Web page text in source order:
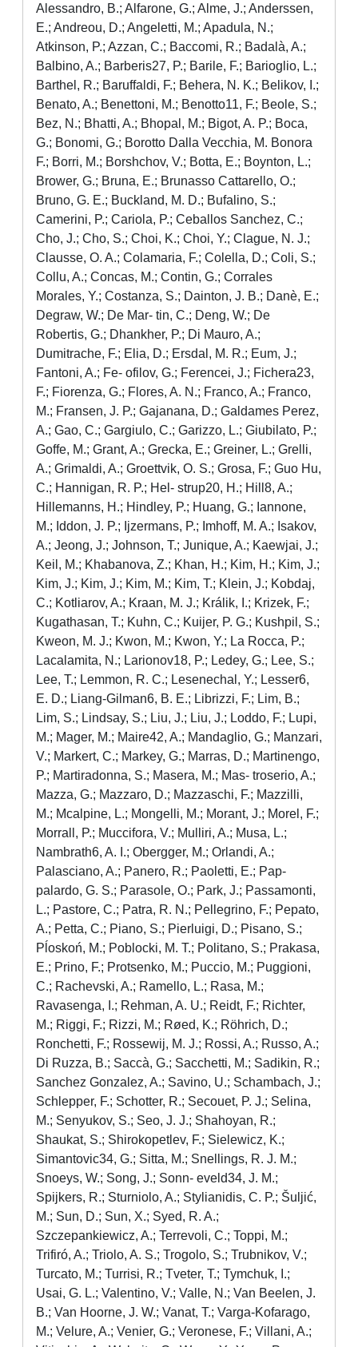
Alessandro, B.; Alfarone, G.; Alme, J.; Anderssen,
E.; Andreou, D.; Angeletti, M.; Apadula, N.;
Atkinson, P.; Azzan, C.; Baccomi, R.; Badalà, A.;
Balbino, A.; Barberis27, P.; Barile, F.; Barioglio, L.;
Barthel, R.; Baruffaldi, F.; Behera, N. K.; Belikov, I.;
Benato, A.; Benettoni, M.; Benotto11, F.; Beole, S.;
Bez, N.; Bhatti, A.; Bhopal, M.; Bigot, A. P.; Boca,
G.; Bonomi, G.; Borotto Dalla Vecchia, M. Bonora
F.; Borri, M.; Borshchov, V.; Botta, E.; Boynton, L.;
Brower, G.; Bruna, E.; Brunasso Cattarello, O.;
Bruno, G. E.; Buckland, M. D.; Bufalino, S.;
Camerini, P.; Cariola, P.; Ceballos Sanchez, C.;
Cho, J.; Cho, S.; Choi, K.; Choi, Y.; Clague, N. J.;
Clausse, O. A.; Colamaria, F.; Colella, D.; Coli, S.;
Collu, A.; Concas, M.; Contin, G.; Corrales
Morales, Y.; Costanza, S.; Dainton, J. B.; Danè, E.;
Degraw, W.; De Mar- tin, C.; Deng, W.; De
Robertis, G.; Dhankher, P.; Di Mauro, A.;
Dumitrache, F.; Elia, D.; Ersdal, M. R.; Eum, J.;
Fantoni, A.; Fe- ofilov, G.; Ferencei, J.; Fichera23,
F.; Fiorenza, G.; Flores, A. N.; Franco, A.; Franco,
M.; Fransen, J. P.; Gajanana, D.; Galdames Perez,
A.; Gao, C.; Gargiulo, C.; Garizzo, L.; Giubilato, P.;
Goffe, M.; Grant, A.; Grecka, E.; Greiner, L.; Grelli,
A.; Grimaldi, A.; Groettvik, O. S.; Grosa, F.; Guo Hu,
C.; Hannigan, R. P.; Hel- strup20, H.; Hill8, A.;
Hillemanns, H.; Hindley, P.; Huang, G.; Iannone,
M.; Iddon, J. P.; Ijzermans, P.; Imhoff, M. A.; Isakov,
A.; Jeong, J.; Johnson, T.; Junique, A.; Kaewjai, J.;
Keil, M.; Khabanova, Z.; Khan, H.; Kim, H.; Kim, J.;
Kim, J.; Kim, J.; Kim, M.; Kim, T.; Klein, J.; Kobdaj,
C.; Kotliarov, A.; Kraan, M. J.; Králik, I.; Krizek, F.;
Kugathasan, T.; Kuhn, C.; Kuijer, P. G.; Kushpil, S.;
Kweon, M. J.; Kwon, M.; Kwon, Y.; La Rocca, P.;
Lacalamita, N.; Larionov18, P.; Ledey, G.; Lee, S.;
Lee, T.; Lemmon, R. C.; Lesenechal, Y.; Lesser6,
E. D.; Liang-Gilman6, B. E.; Librizzi, F.; Lim, B.;
Lim, S.; Lindsay, S.; Liu, J.; Liu, J.; Loddo, F.; Lupi,
M.; Mager, M.; Maire42, A.; Mandaglio, G.; Manzari,
V.; Markert, C.; Markey, G.; Marras, D.; Martinengo,
P.; Martiradonna, S.; Masera, M.; Mas- troserio, A.;
Mazza, G.; Mazzaro, D.; Mazzaschi, F.; Mazzilli,
M.; Mcalpine, L.; Mongelli, M.; Morant, J.; Morel, F.;
Morrall, P.; Muccifora, V.; Mulliri, A.; Musa, L.;
Nambrath6, A. I.; Obergger, M.; Orlandi, A.;
Palasciano, A.; Panero, R.; Paoletti, E.; Pap-
palardo, G. S.; Parasole, O.; Park, J.; Passamonti,
L.; Pastore, C.; Patra, R. N.; Pellegrino, F.; Pepato,
A.; Petta, C.; Piano, S.; Pierluigi, D.; Pisano, S.;
Pĺoskoń, M.; Poblocki, M. T.; Politano, S.; Prakasa,
E.; Prino, F.; Protsenko, M.; Puccio, M.; Puggioni,
C.; Rachevski, A.; Ramello, L.; Rasa, M.;
Ravasenga, I.; Rehman, A. U.; Reidt, F.; Richter,
M.; Riggi, F.; Rizzi, M.; Røed, K.; Röhrich, D.;
Ronchetti, F.; Rossewij, M. J.; Rossi, A.; Russo, A.;
Di Ruzza, B.; Saccà, G.; Sacchetti, M.; Sadikin, R.;
Sanchez Gonzalez, A.; Savino, U.; Schambach, J.;
Schlepper, F.; Schotter, R.; Secouet, P. J.; Selina,
M.; Senyukov, S.; Seo, J. J.; Shahoyan, R.;
Shaukat, S.; Shirokopetlev, F.; Sielewicz, K.;
Simantovic34, G.; Sitta, M.; Snellings, R. J. M.;
Snoeys, W.; Song, J.; Sonn- eveld34, J. M.;
Spijkers, R.; Sturniolo, A.; Stylianidis, C. P.; Šuljić,
M.; Sun, D.; Sun, X.; Syed, R. A.;
Szczepankiewicz, A.; Terrevoli, C.; Toppi, M.;
Trifiró, A.; Triolo, A. S.; Trogolo, S.; Trubnikov, V.;
Turcato, M.; Turrisi, R.; Tveter, T.; Tymchuk, I.;
Usai, G. L.; Valentino, V.; Valle, N.; Van Beelen, J.
B.; Van Hoorne, J. W.; Vanat, T.; Varga-Kofarago,
M.; Velure, A.; Venier, G.; Veronese, F.; Villani, A.;